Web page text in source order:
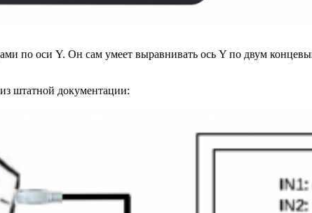
по оси Y. Он сам умеет выравнивать ось Y по двум
из штатной документации: